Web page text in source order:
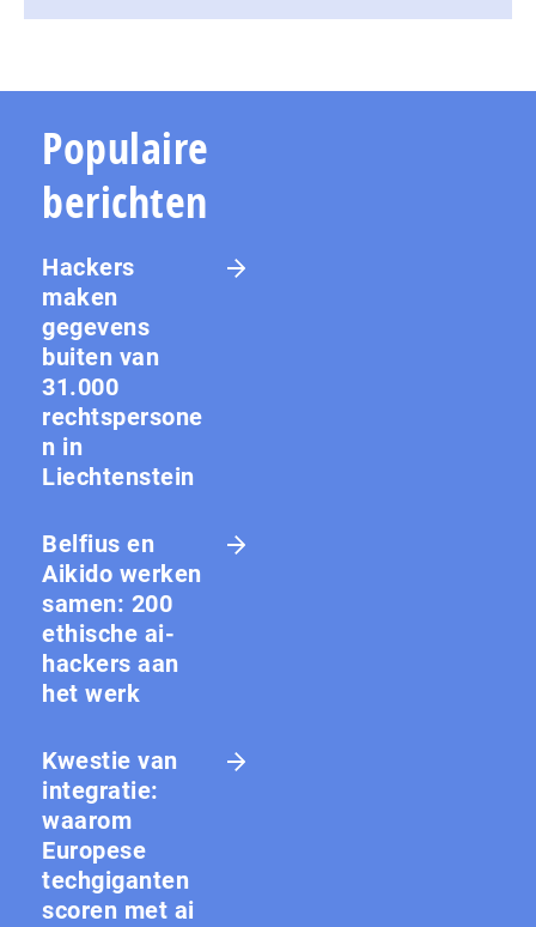
Populaire
berichten
Hackers
maken
gegevens
buiten van
31.000
rechtspersone
n in
Liechtenstein
Belfius en
Aikido werken
samen: 200
ethische ai-
hackers aan
het werk
Kwestie van
integratie:
waarom
Europese
techgiganten
scoren met ai